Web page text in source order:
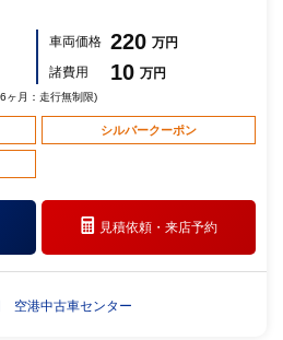
車両価格 220 万円
諸費用
10 万円
ヶ月：走行無制限)
シルバークーポン
見積依頼・来店予約
空港中古車センター